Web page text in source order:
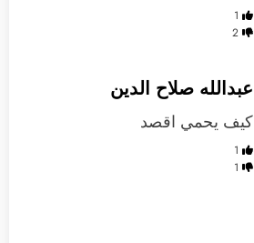
1
2
عبدالله صلاح الدين
كيف يحمي اقصد
1
1